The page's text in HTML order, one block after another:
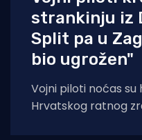
strankinju iz
Split pa u
bio ugrožen"
Vojni piloti noćas su
Hrvatskog ratnog